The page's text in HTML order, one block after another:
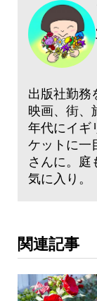
出版社勤務
映画、街、
年代にイギ
ケットに一
さんに。庭
気に入り。
関連記事